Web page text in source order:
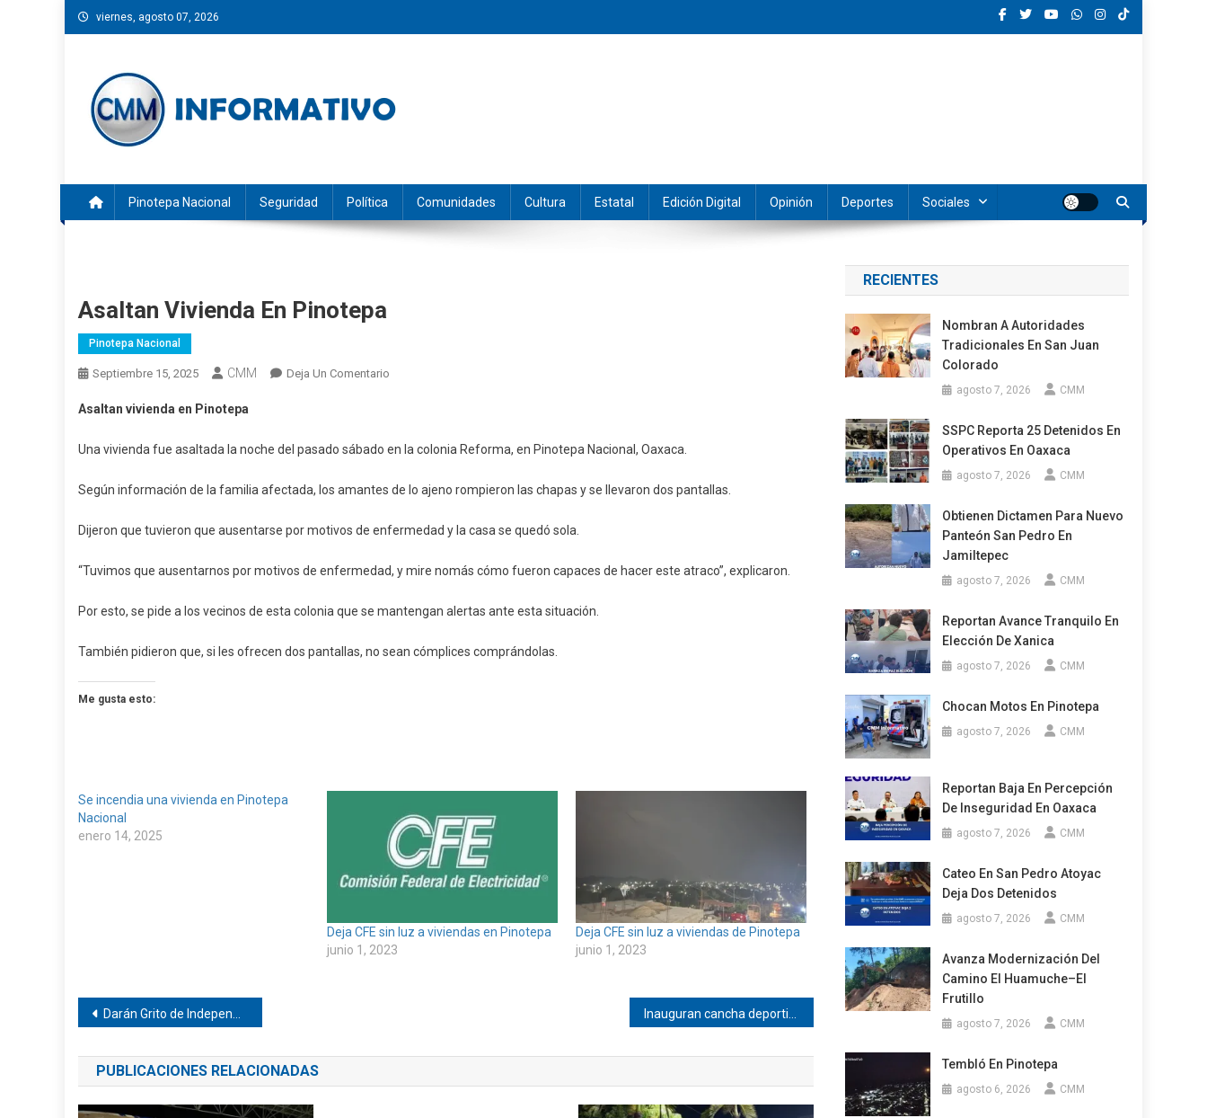
Saltar
al
viernes, agosto 07, 2026
Pinotepa Nacional Seguridad Política Comunidades Cultura Estatal Edición Digital Opinión Deportes Sociales
Asaltan Vivienda En Pinotepa
Pinotepa Nacional
Septiembre 15, 2025 CMM Deja Un Comentario
Pinotepa
Asaltan vivienda en Pinotepa
Una vivienda fue asaltada la noche del pasado sábado en la colonia Reforma, en Pinotepa Nacional, Oaxaca.
Según información de la familia afectada, los amantes de lo ajeno rompieron las chapas y se llevaron dos pantallas.
Dijeron que tuvieron que ausentarse por motivos de enfermedad y la casa se quedó sola.
“Tuvimos que ausentarnos por motivos de enfermedad, y mire nomás cómo fueron capaces de hacer este atraco”, explicaron.
Por esto, se pide a los vecinos de esta colonia que se mantengan alertas ante esta situación.
También pidieron que, si les ofrecen dos pantallas, no sean cómplices comprándolas.
Me gusta esto:
Se incendia una vivienda en Pinotepa
Nacional
enero 14, 2025
Deja CFE sin luz a viviendas en Pinotepa
junio 1, 2023
Deja CFE sin luz a viviendas de Pinotepa
junio 1, 2023
Navegación
de
entradas
Darán Grito de Independencia en Pinotepa
PUBLICACIONES RELACIONADAS
RECIENTES
Nombran A Autoridades
Tradicionales En San Juan
Colorado
agosto 7, 2026 CMM
SSPC Reporta 25 Detenidos En
Operativos En Oaxaca
agosto 7, 2026 CMM
Obtienen Dictamen Para Nuevo
Panteón San Pedro En
Jamiltepec
agosto 7, 2026 CMM
Reportan Avance Tranquilo En
Elección De Xanica
agosto 7, 2026 CMM
Chocan Motos En Pinotepa
agosto 7, 2026 CMM
Reportan Baja En Percepción
De Inseguridad En Oaxaca
agosto 7, 2026 CMM
Cateo En San Pedro Atoyac
Deja Dos Detenidos
agosto 7, 2026 CMM
Avanza Modernización Del
Camino El Huamuche–El
Frutillo
agosto 7, 2026 CMM
Tembló En Pinotepa
agosto 6, 2026 CMM